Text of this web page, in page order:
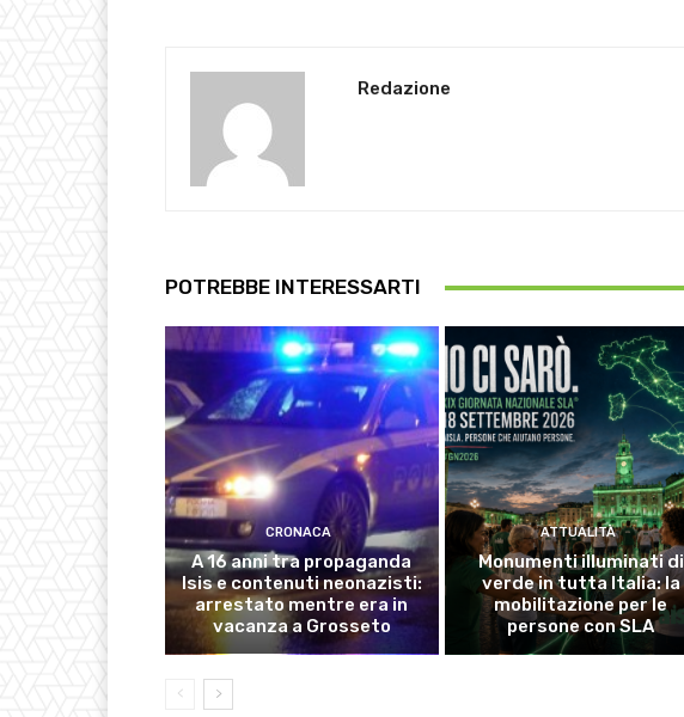
Redazione
POTREBBE INTERESSARTI
CRONACA
A 16 anni tra propaganda
Isis e contenuti neonazisti:
arrestato mentre era in
vacanza a Grosseto
ATTUALITÀ
Monumenti illuminati di
verde in tutta Italia: la
mobilitazione per le
persone con SLA